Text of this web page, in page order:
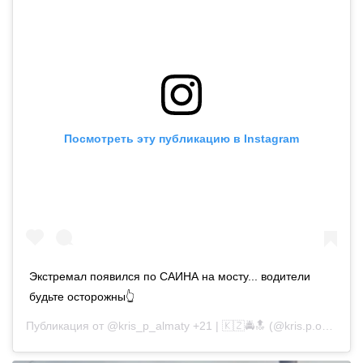
Посмотреть эту публикацию в Instagram
Экстремал появился по САИНА на мосту... водители
будьте осторожны👆
Публикация от @kris_p_almaty +21 | 🇰🇿🚔🔝 (@kris.p.online)